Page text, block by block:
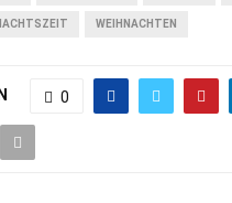
WEIHNACHTEN
0